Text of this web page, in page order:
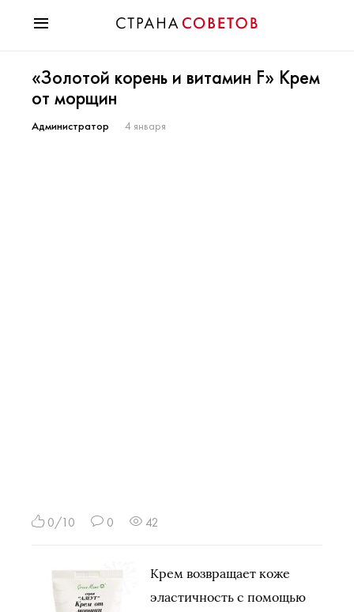
Мода
Звезды
Гороскопы
«Золотой корень и витамин F» Крем
от морщин
Администратор 4 января
0/10 0 42
Крем возвращает коже
эластичность с помощью